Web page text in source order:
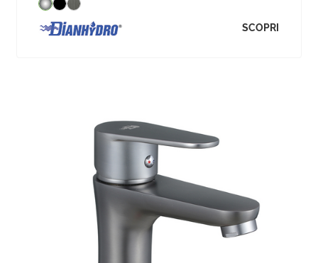
SCOPRI